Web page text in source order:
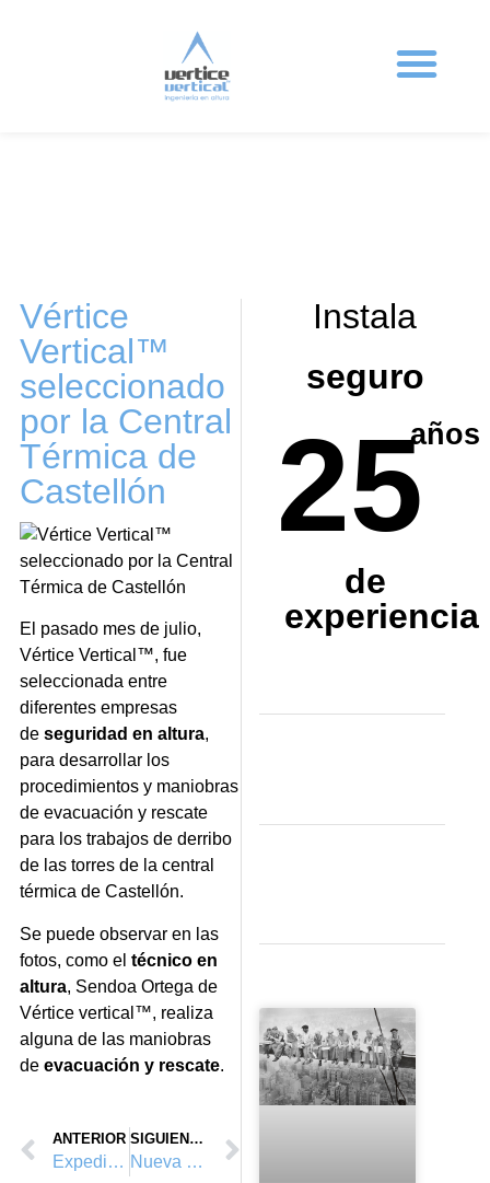
Vértice
Vertical™
seleccionado
por la Central
Térmica de
Castellón
El pasado mes de julio,
Vértice Vertical ™, fue
seleccionada entre
diferentes empresas
de seguridad en altura,
para desarrollar los
procedimientos y maniobras
de evacuación y rescate
para los trabajos de derribo
de las torres de la central
térmica de Castell ón.
Se puede observar en las
fotos, como el técnico en
altura, Sendoa Ortega de
Vértice vertical ™, realiza
alguna de las maniobras
de evacuación y rescate.
ANTERIOR
Expedición Sima GESM
SIGUIENTE
Nueva cuerda Dynastat de Beal
Instala
seguro
25años
de
experiencia